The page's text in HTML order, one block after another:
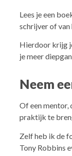
Lees je een
schrijver of
Hierdoor krijg
je meer
Neem
Of een mentor,
praktijk te
Zelf heb ik de
Tony Robbins